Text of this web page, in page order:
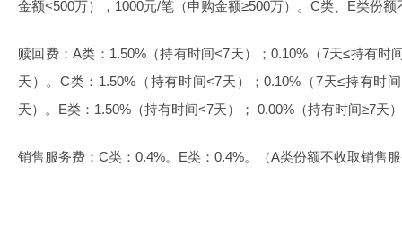
金额<500万），1000元/笔（申购金额≥500万）。C类、E类份额
赎回费：A类：1.50%（持有时间<7天）；0.10%（7天≤持有时
天）。C类：1.50%（持有时间<7天）；0.10%（7天≤持有时
天）。E类：1.50%（持有时间<7天）； 0.00%（持有时间≥7天
销售服务费：C类：0.4%。E类：0.4%。（A类份额不收取销售